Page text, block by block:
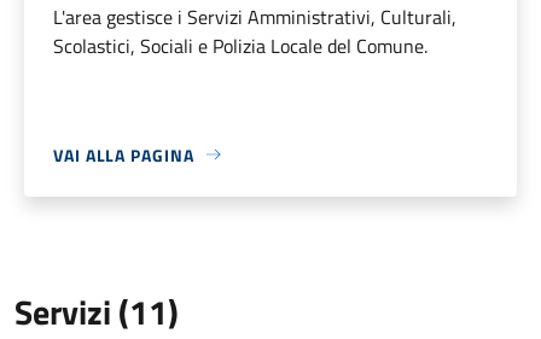
L'area gestisce i Servizi Amministrativi, Culturali,
Scolastici, Sociali e Polizia Locale del Comune.
VAI ALLA PAGINA
Servizi (11)